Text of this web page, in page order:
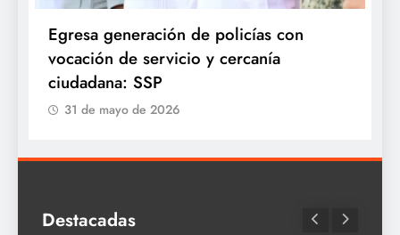
Egresa generación de policías con
vocación de servicio y cercanía
ciudadana: SSP
31 de mayo de 2026
Destacadas